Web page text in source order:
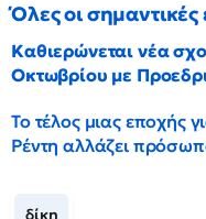
Όλες οι
Καθιερώνεται νέα
Οκτωβρίου με
Το τέλος μιας εποχής
Ρέντη αλλάζει
δίκη